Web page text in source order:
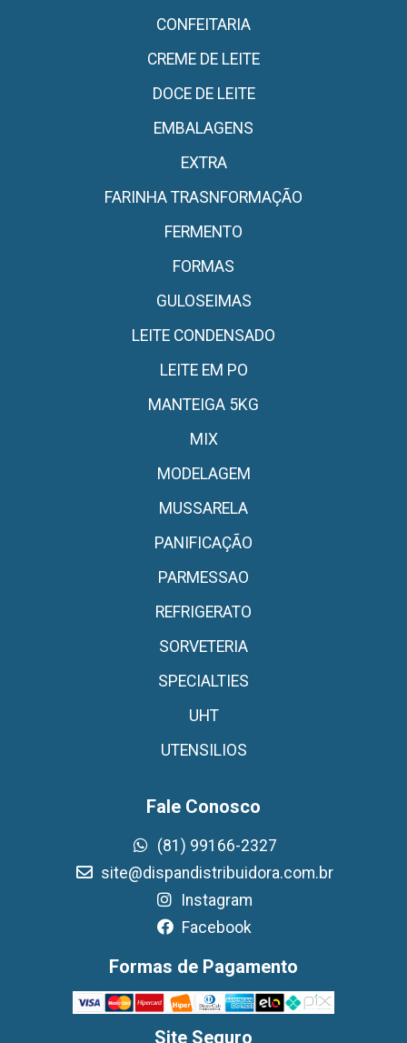
CONFEITARIA
CREME DE LEITE
DOCE DE LEITE
EMBALAGENS
EXTRA
FARINHA TRASNFORMAÇÃO
FERMENTO
FORMAS
GULOSEIMAS
LEITE CONDENSADO
LEITE EM PO
MANTEIGA 5KG
MIX
MODELAGEM
MUSSARELA
PANIFICAÇÃO
PARMESSAO
REFRIGERATO
SORVETERIA
SPECIALTIES
UHT
UTENSILIOS
Fale Conosco
(81) 99166-2327
site@dispandistribuidora.com.br
Instagram
Facebook
Formas de Pagamento
Site Seguro